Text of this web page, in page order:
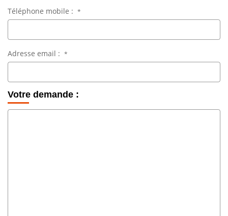
Téléphone mobile : *
Adresse email : *
Votre demande :